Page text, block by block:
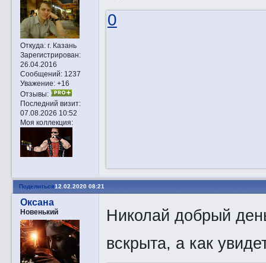
Откуда:г. Казань
Зарегистрирован:
26.04.2016
Сообщений:1237
Уважение: +16
Отзывы:
Последний визит:
07.08.2026 10:52
Моя коллекция:
0
Поделиться12.02.2020 08:21
Оксана
Новенький
Николай добрый
вскрыта, а как